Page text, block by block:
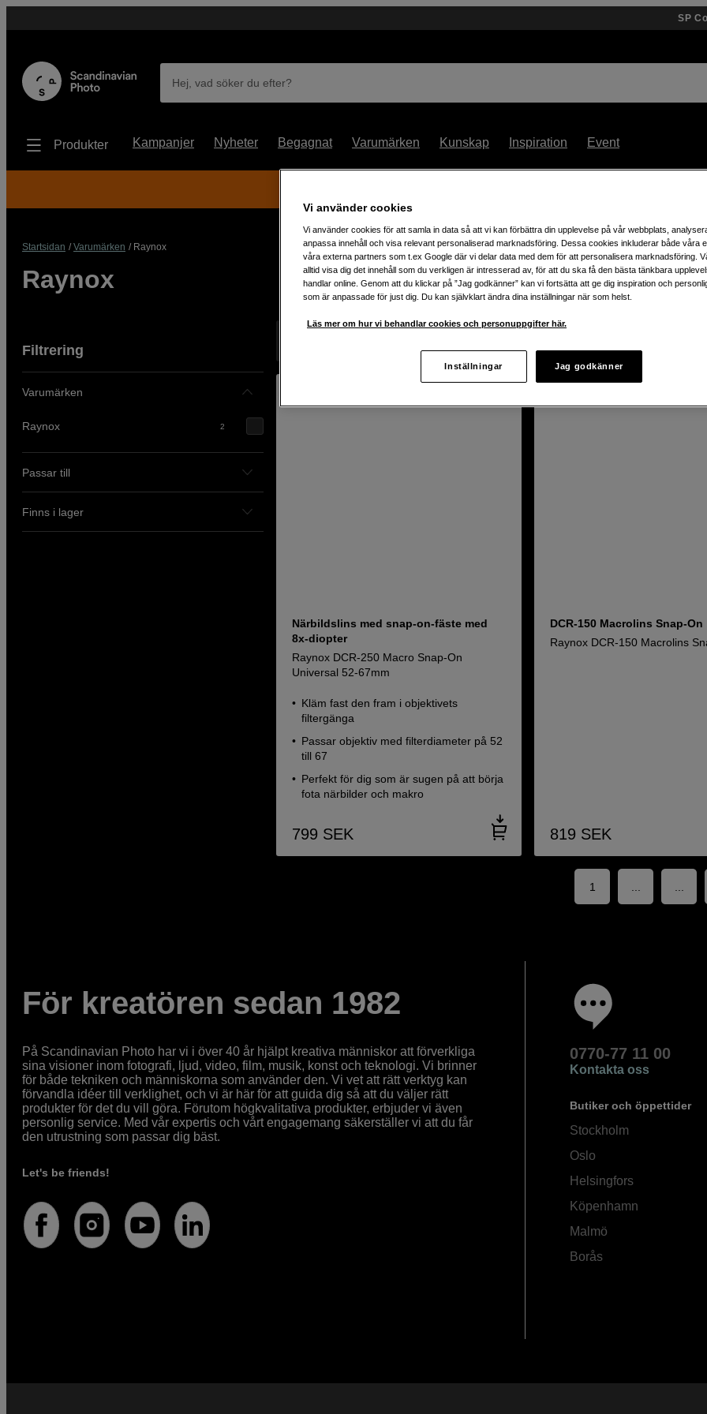
SP
Hej, vad söker du efter?
Produkter Kampanjer Nyheter Begagnat Varumärken Kunskap Inspiration Event
Startsidan Varumärken Raynox
Raynox
Filtrering
Varumärken
Raynox 2
Passar till
Finns i lager
Närbildslins med snap-on-fäste med
8x-diopter
Raynox DCR-250 Macro Snap-On
Universal 52-67mm
Kläm fast den fram i objektivets
filtergänga
Passar objektiv med filterdiameter på 52
till 67
Perfekt för dig som är sugen på att börja
fota närbilder och makro
799 SEK
DCR-150 Macrolins Snap-On
Raynox DCR-150 Macrolins
819 SEK
1
För kreatören sedan 1982
På Scandinavian Photo har vi i över 40 år hjälpt kreativa människor att förverkliga
sina visioner inom fotografi, ljud, video, film, musik, konst och teknologi. Vi brinner
för både tekniken och människorna som använder den. Vi vet att rätt verktyg kan
förvandla idéer till verklighet, och vi är här för att guida dig så att du väljer rätt
produkter för det du vill göra. Förutom högkvalitativa produkter, erbjuder vi även
personlig service. Med vår expertis och vårt engagemang säkerställer vi att du får
den utrustning som passar dig bäst.
Let's be friends!
0770-77 11 00
Kontakta oss
Butiker och öppettider
Stockholm
Oslo
Helsingfors
Köpenhamn
Malmö
Borås
Vi använder cookies
Vi använder cookies för att samla in data så att vi kan förbättra din upplevelse på vår webbplats,
anpassa innehåll och visa relevant personaliserad marknadsföring. Dessa cookies inkluderar både våra
våra externa partners som t.ex Google där vi delar data med dem för att personalisera marknadsföring.
alltid visa dig det innehåll som du verkligen är intresserad av, för att du ska få den bästa tänkbara
handlar online. Genom att du klickar på ”Jag godkänner” kan vi fortsätta att ge dig inspiration och
som är anpassade för just dig. Du kan självklart ändra dina inställningar när som helst.
Läs mer om hur vi behandlar cookies och personuppgifter här.
Inställningar Jag godkänner